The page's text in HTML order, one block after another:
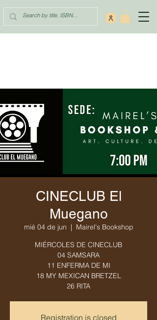
CINECLUB El
Muegano
mié 04 de jun
  |
Mairel's Bookshop
MIÉRCOLES DE CINECLUB
04 SAMSARA
11 ENFERMA DE MI
18 MY MEXICAN BRETZEL
26 RITA
Registration is closed